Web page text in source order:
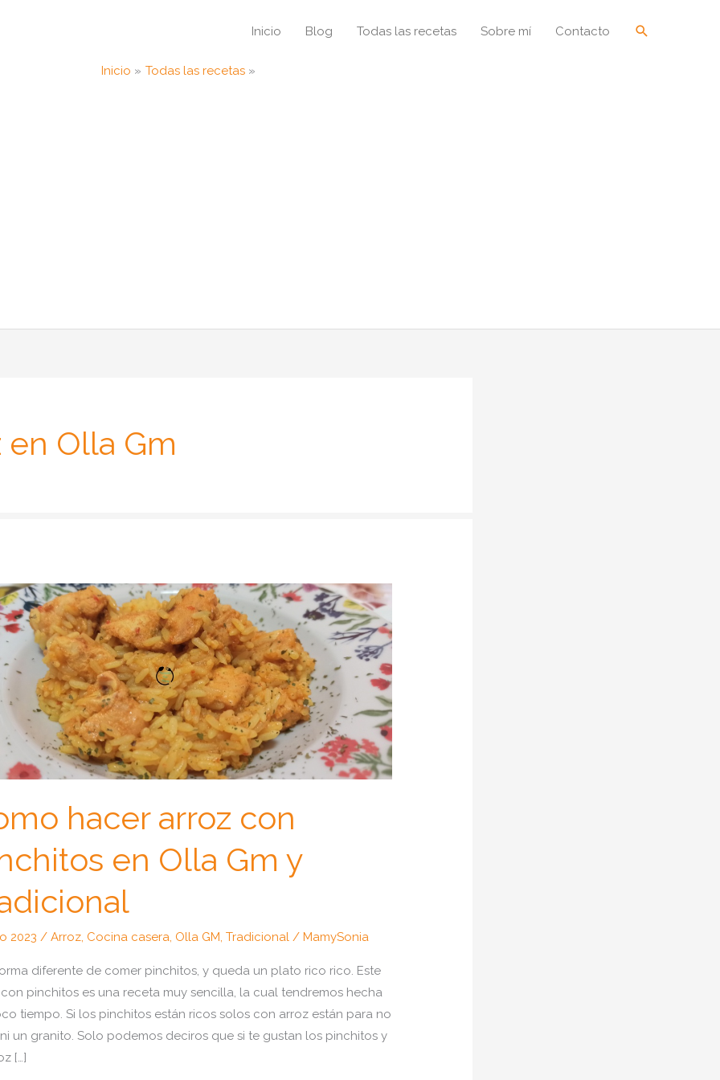
Inicio Blog Todas las recetas Sobre mí Contacto Buscar
Inicio Todas las recetas
en Olla Gm
hacer arroz con
en Olla Gm y
2023/Arroz, Cocina casera, Olla GM,Tradicional /MamySonia
diferente de comer pinchitos, y queda un plato rico rico. Este
pinchitos es una receta muy sencilla, la cual tendremos hecha
tiempo. Si los pinchitos están ricos solos con arroz están para no
un granito. Solo podemos deciros que si te gustan los pinchitos y
[…]